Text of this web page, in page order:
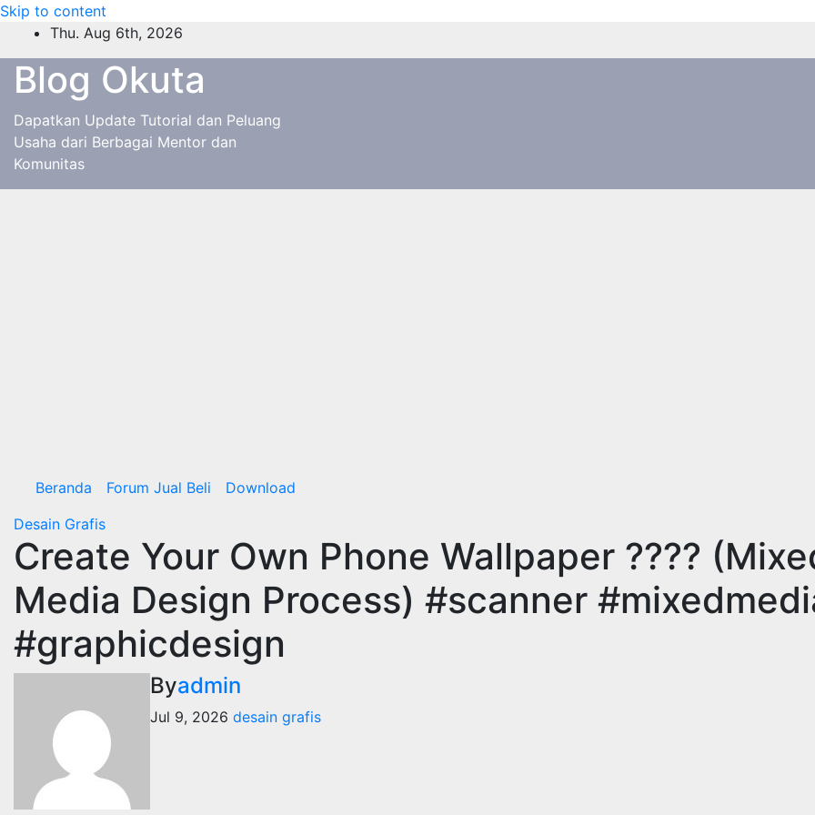
Skip to content
Thu. Aug 6th, 2026
Blog Okuta
Dapatkan Update Tutorial dan Peluang
Usaha dari Berbagai Mentor dan
Komunitas
Beranda Forum Jual Beli
Download
Desain Grafis
Create Your Own Phone Wallpaper ????
Media Design Process) #scanner
#graphicdesign
Byadmin
Jul 9, 2026 desain grafis